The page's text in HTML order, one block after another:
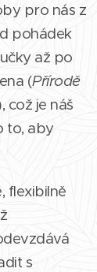
pro nás z
pohádek
až po
(Přírodě
což je náš
to, aby
flexibilně
s